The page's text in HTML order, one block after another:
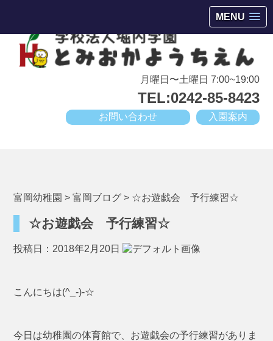
MENU
月曜日〜土曜日 7:00~19:00
TEL:0242-85-8423
入園案内
お問い合わせ
富岡幼稚園 >富岡ブログ > ☆お遊戯会 予行練習☆
☆お遊戯会 予行練習☆
投稿日：2018年2月20日
こんにちは(^_-)-☆
今日は幼稚園の体育館で、お遊戯会の予行練習がありま